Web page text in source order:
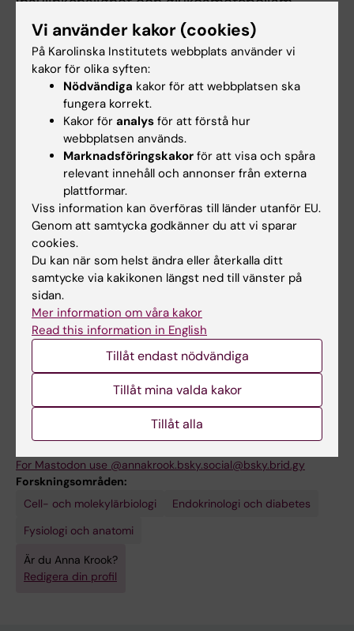
påverkas av typ 2 diabetes och av träning,
både på cellnivå och genom att studera
personer med eller utan typ 2 diabetes efter
olika träningsinterventioner.
Länk till forskargruppsidan:
https://ki.se/en/fyfa/integrative-physiology
Undervisning
Jag är kursansvarig för en 15 hp kurs i Master's
Programmet i Translationell Fsiologi och
Farmakologi. Kursen ges på våren på engelska:
https://education.ki.se/student/physiological-
and-pharmacological-mechanisms-and-
experimental-approaches-15-credits/4ff002
For Mastodon use @annakrook.bsky.social@bsky.brid.gy
Forskningsområden:
Cell- och molekylärbiologi
Endokrinologi och diabetes
Fysiologi och anatomi
Är du Anna Krook?
Redigera din profil
Vi använder kakor (cookies)
På Karolinska Institutets webbplats använder vi
kakor för olika syften:
Nödvändiga kakor för att webbplatsen ska
fungera korrekt.
Kakor för analys för att förstå hur
webbplatsen används.
Marknadsföringskakor för att visa och spåra
relevant innehåll och annonser från externa
plattformar.
Viss information kan överföras till länder utanför EU.
Genom att samtycka godkänner du att vi sparar
cookies.
Du kan när som helst ändra eller återkalla ditt
samtycke via kakikonen längst ned till vänster på
sidan.
Mer information om våra kakor
Read this information in English
Tillåt endast nödvändiga
Tillåt mina valda kakor
Tillåt alla